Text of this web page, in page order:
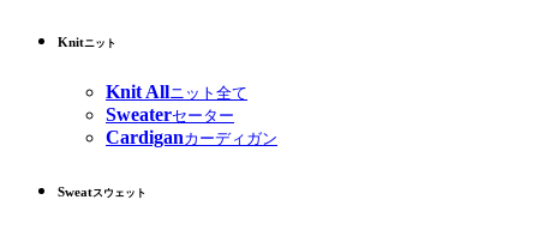
Knitニット
Knit Allニット全て
Sweaterセーター
Cardiganカーディガン
Sweatスウェット